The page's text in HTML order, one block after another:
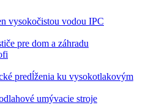
vysokočistou vodou IPC
pre dom a záhradu
predĺženia ku vysokotlakovým
umývacie stroje